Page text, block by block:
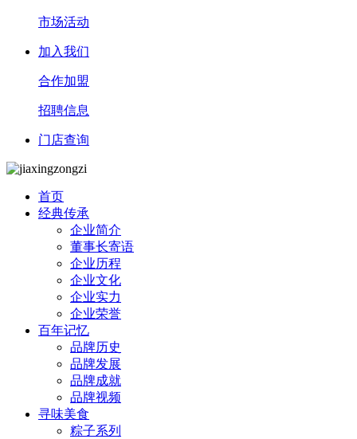
市场活动
加入我们
合作加盟
招聘信息
门店查询
首页
经典传承
企业简介
董事长寄语
企业历程
企业文化
企业实力
企业荣誉
百年记忆
品牌历史
品牌发展
品牌成就
品牌视频
寻味美食
粽子系列